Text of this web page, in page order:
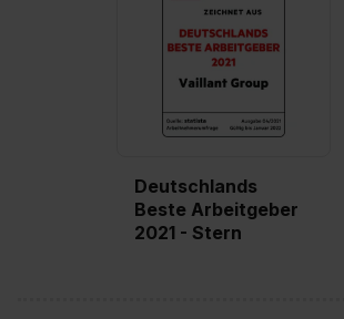
Deutschlands
Beste Arbeitgeber
2021 - Stern